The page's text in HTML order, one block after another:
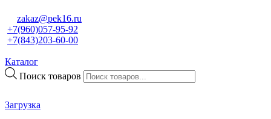
zakaz@pek16.ru
+7(960)057-95-92
+7(843)203-60-00
Каталог
Поиск товаров
Загрузка